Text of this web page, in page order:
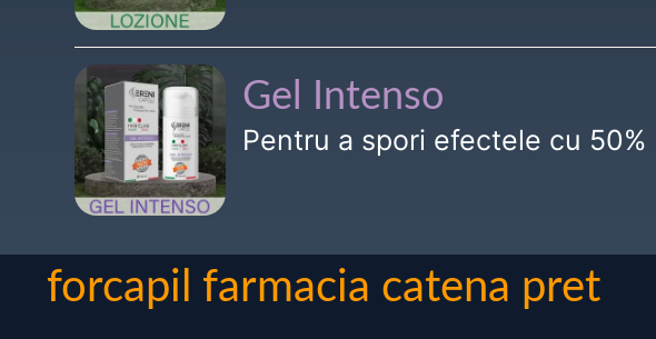
Gel Intenso
Pentru a spori efectele cu 50%
forcapil farmacia catena pret